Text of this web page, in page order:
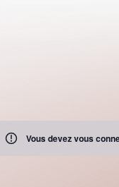
Vous devez vous